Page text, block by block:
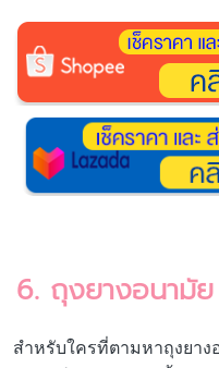
6. ถุงยางอนามั
สำหรับใครที่ตามหาถุงยา